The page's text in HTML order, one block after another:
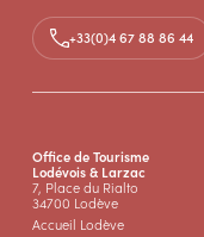
+33(0)4 67 88 86 44
Office de Tourisme
Lodévois & Larzac
7, Place du Rialto
34700 Lodève
Accueil Lodève